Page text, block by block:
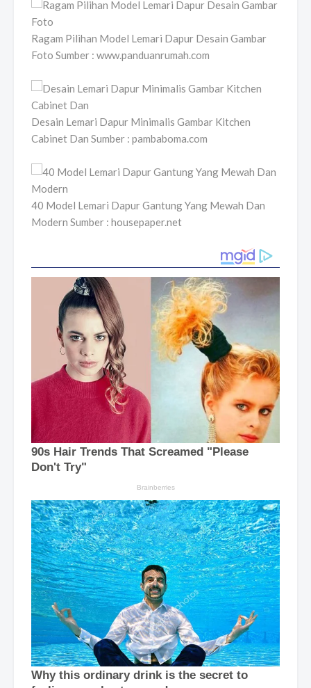
Ragam Pilihan Model Lemari Dapur Desain Gambar
Foto Sumber : www.panduanrumah.com
Desain Lemari Dapur Minimalis Gambar Kitchen
Cabinet Dan Sumber : pambaboma.com
40 Model Lemari Dapur Gantung Yang Mewah Dan
Modern Sumber : housepaper.net